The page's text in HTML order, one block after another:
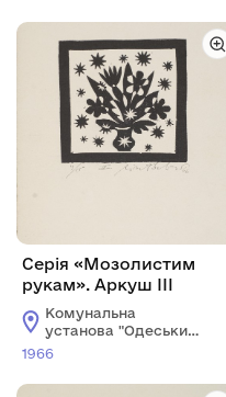
Серія «Мозолистим
рукам». Аркуш IІІ
Комунальна
установа "Одеський
національний
1966